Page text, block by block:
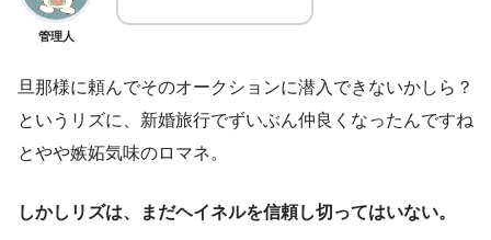
管理人
旦那様に頼んでそのオークションに潜入できないかしら？
というリズに、新婚旅行でずいぶん仲良くなったんですね
とやや嫉妬気味のロマネ。
しかしリズは、まだヘイネルを信頼し切ってはいない。